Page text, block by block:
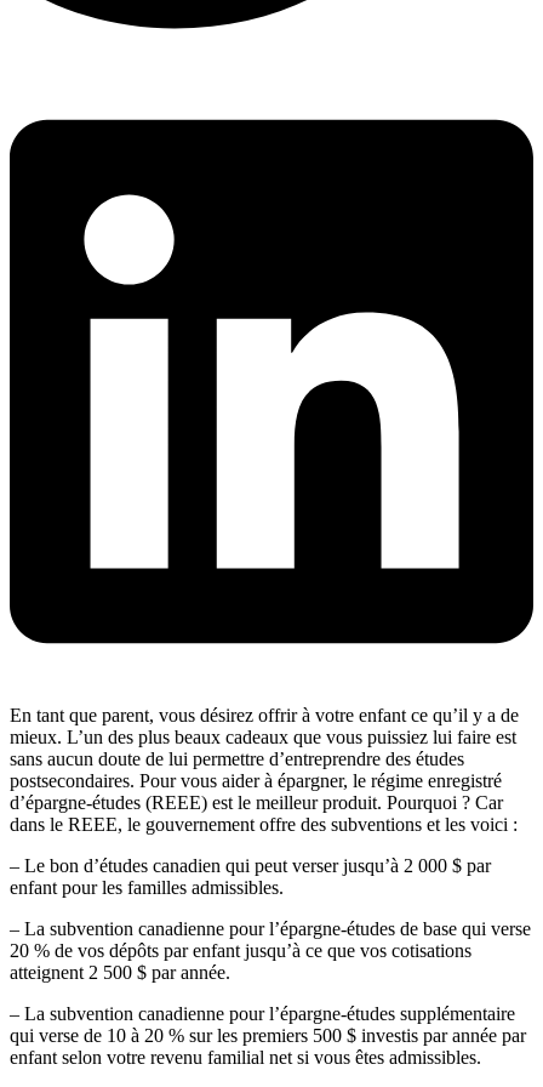
En tant que parent, vous désirez offrir à votre enfant ce qu’il y a de
mieux. L’un des plus beaux cadeaux que vous puissiez lui faire est
sans aucun doute de lui permettre d’entreprendre des études
postsecondaires. Pour vous aider à épargner, le régime enregistré
d’épargne-études (REEE) est le meilleur produit. Pourquoi ? Car
dans le REEE, le gouvernement offre des subventions et les voici :
– Le bon d’études canadien qui peut verser jusqu’à 2 000 $ par
enfant pour les familles admissibles.
– La subvention canadienne pour l’épargne-études de base qui verse
20 % de vos dépôts par enfant jusqu’à ce que vos cotisations
atteignent 2 500 $ par année.
– La subvention canadienne pour l’épargne-études supplémentaire
qui verse de 10 à 20 % sur les premiers 500 $ investis par année par
enfant selon votre revenu familial net si vous êtes admissibles.